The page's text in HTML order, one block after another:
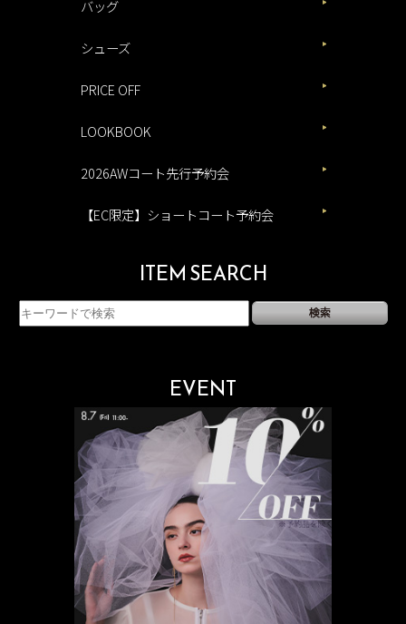
バッグ
シューズ
PRICE OFF
LOOKBOOK
2026AWコート先行予約会
【EC限定】ショートコート予約会
ITEM SEARCH
EVENT